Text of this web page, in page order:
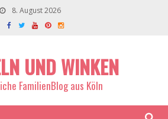
8. August 2026
UND WINKEN
FamilienBlog aus Köln